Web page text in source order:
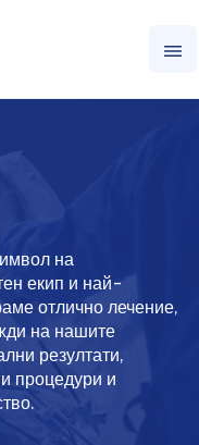
на
екип и най-
отлично лечение,
на нашите
резултати,
процедури и